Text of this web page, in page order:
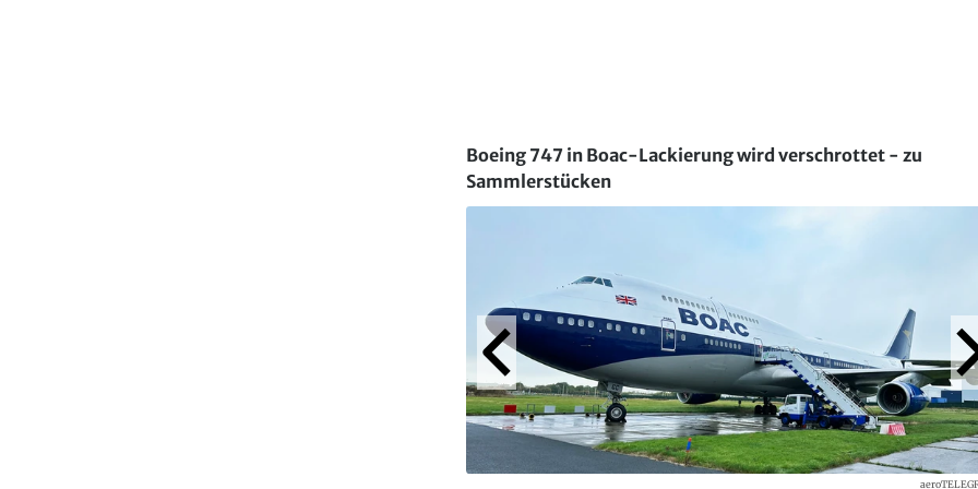
Boeing 747 in Boac-Lackierung wird verschrottet - zu
Sammlerstücken